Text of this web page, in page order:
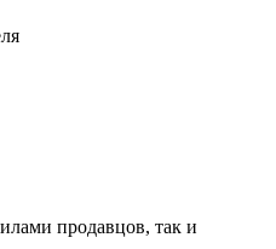
продавцов, так и